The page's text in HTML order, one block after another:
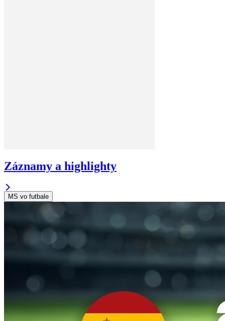
Záznamy a highlighty
MS vo futbale